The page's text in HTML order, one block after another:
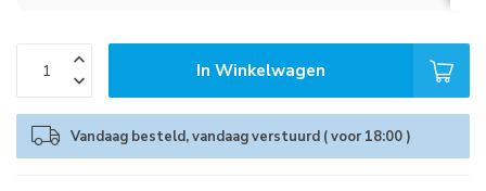
In Winkelwagen
Vandaag besteld, vandaag verstuurd ( voor 18:00 )